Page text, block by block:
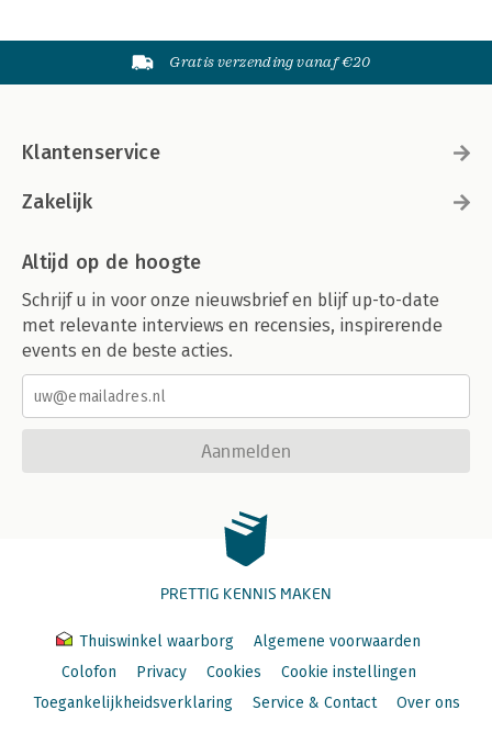
Gratis verzending vanaf €20
Klantenservice
Zakelijk
Altijd op de hoogte
Schrijf u in voor onze nieuwsbrief en blijf up-to-date
met relevante interviews en recensies, inspirerende
events en de beste acties.
Aanmelden
PRETTIG KENNIS MAKEN
Thuiswinkel waarborg
Algemene voorwaarden
Colofon
Privacy Cookies
Cookie instellingen
Toegankelijkheidsverklaring
Service & Contact Over ons